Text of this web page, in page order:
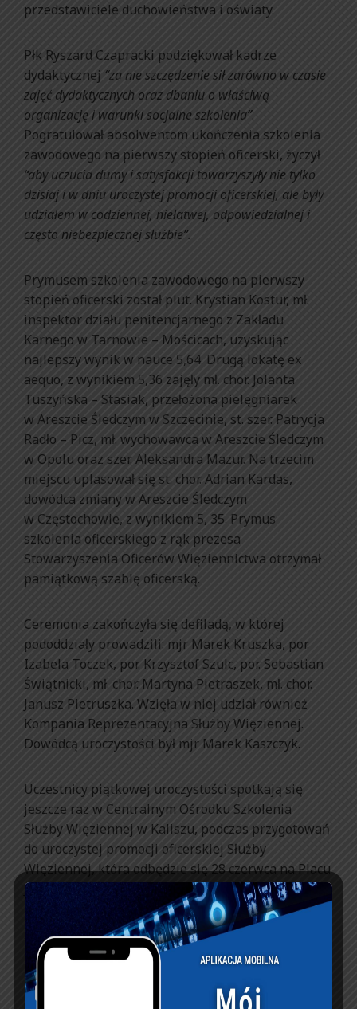
przedstawiciele duchowieństwa i oświaty.
Płk Ryszard Czapracki podziękował kadrze
dydaktycznej “za nie szczędzenie sił zarówno w czasie
zajęć dydaktycznych oraz dbaniu o właściwą
organizację i warunki socjalne szkolenia”.
Pogratulował absolwentom ukończenia szkolenia
zawodowego na pierwszy stopień oficerski, życzył
“aby uczucia dumy i satysfakcji towarzyszyły nie tylko
dzisiaj i w dniu uroczystej promocji oficerskiej, ale były
udziałem w codziennej, niełatwej, odpowiedzialnej i
często niebezpiecznej służbie”.
Prymusem szkolenia zawodowego na pierwszy
stopień oficerski został plut. Krystian Kostur, mł.
inspektor działu penitencjarnego z Zakładu
Karnego w Tarnowie – Mościcach, uzyskując
najlepszy wynik w nauce 5,64. Drugą lokatę ex
aequo, z wynikiem 5,36 zajęły mł. chor. Jolanta
Tuszyńska – Stasiak, przełożona pielęgniarek
w Areszcie Śledczym w Szczecinie, st. szer. Patrycja
Radło – Picz, mł. wychowawca w Areszcie Śledczym
w Opolu oraz szer. Aleksandra Mazur. Na trzecim
miejscu uplasował się st. chor. Adrian Kardas,
dowódca zmiany w Areszcie Śledczym
w Częstochowie, z wynikiem 5, 35. Prymus
szkolenia oficerskiego z rąk prezesa
Stowarzyszenia Oficerów Więziennictwa otrzymał
pamiątkową szablę oficerską.
Ceremonia zakończyła się defiladą, w której
pododdziały prowadzili: mjr Marek Kruszka, por.
Izabela Toczek, por. Krzysztof Szulc, por. Sebastian
Świątnicki, mł. chor. Martyna Pietraszek, mł. chor.
Janusz Pietruszka. Wzięła w niej udział również
Kompania Reprezentacyjna Służby Więziennej.
Dowódcą uroczystości był mjr Marek Kaszczyk.
Uczestnicy piątkowej uroczystości spotkają się
jeszcze raz w Centralnym Ośrodku Szkolenia
Służby Więziennej w Kaliszu, podczas przygotowań
do uroczystej promocji oficerskiej Służby
Więziennej, która odbędzie się 28 czerwca na Placu
Józefa Piłsudskiego w Warszawie.
źródło:https://ochrona24.info/19477,promocja-
oficerska-w-cossw-w-kaliszu/